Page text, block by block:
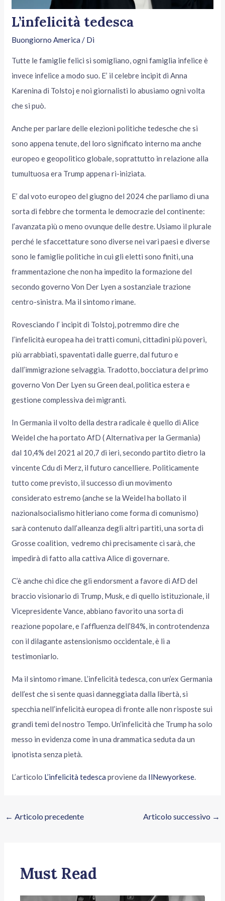
L’infelicità tedesca
Buongiorno America / Di
Tutte le famiglie felici si somigliano, ogni famiglia infelice è
invece infelice a modo suo. E’ il celebre incipit di Anna
Karenina di Tolstoj e noi giornalisti lo abusiamo ogni volta
che si può.
Anche per parlare delle elezioni politiche tedesche che si
sono appena tenute, del loro significato interno ma anche
europeo e geopolitico globale, soprattutto in relazione alla
tumultuosa era Trump appena ri-iniziata.
E’ dal voto europeo del giugno del 2024 che parliamo di una
sorta di febbre che tormenta le democrazie del continente:
l’avanzata più o meno ovunque delle destre. Usiamo il plurale
perché le sfaccettature sono diverse nei vari paesi e diverse
sono le famiglie politiche in cui gli eletti sono finiti, una
frammentazione che non ha impedito la formazione del
secondo governo Von Der Lyen a sostanziale trazione
centro-sinistra. Ma il sintomo rimane.
Rovesciando l’ incipit di Tolstoj, potremmo dire che
l’infelicità europea ha dei tratti comuni, cittadini più poveri,
più arrabbiati, spaventati dalle guerre, dal futuro e
dall’immigrazione selvaggia. Tradotto, bocciatura del primo
governo Von Der Lyen su Green deal, politica estera e
gestione complessiva dei migranti.
In Germania il volto della destra radicale è quello di Alice
Weidel che ha portato AfD ( Alternativa per la Germania)
dal 10,4% del 2021 al 20,7 di ieri, secondo partito dietro la
vincente Cdu di Merz, il futuro cancelliere. Politicamente
tutto come previsto, il successo di un movimento
considerato estremo (anche se la Weidel ha bollato il
nazionalsocialismo hitleriano come forma di comunismo)
sarà contenuto dall’alleanza degli altri partiti, una sorta di
Grosse coalition, vedremo chi precisamente ci sarà, che
impedirà di fatto alla cattiva Alice di governare.
C’è anche chi dice che gli endorsment a favore di AfD del
braccio visionario di Trump, Musk, e di quello istituzionale, il
Vicepresidente Vance, abbiano favorito una sorta di
reazione popolare, e l’affluenza dell’84%, in controtendenza
con il dilagante astensionismo occidentale, è li a
testimoniarlo.
Ma il sintomo rimane. L’infelicità tedesca, con un’ex Germania
dell’est che si sente quasi danneggiata dalla libertà, si
specchia nell’infelicità europea di fronte alle non risposte sui
grandi temi del nostro Tempo. Un’infelicità che Trump ha solo
messo in evidenza come in una drammatica seduta da un
ipnotista senza pietà.
L’articolo L’infelicità tedesca proviene da IlNewyorkese
← Articolo precedente Articolo successivo →
Must Read